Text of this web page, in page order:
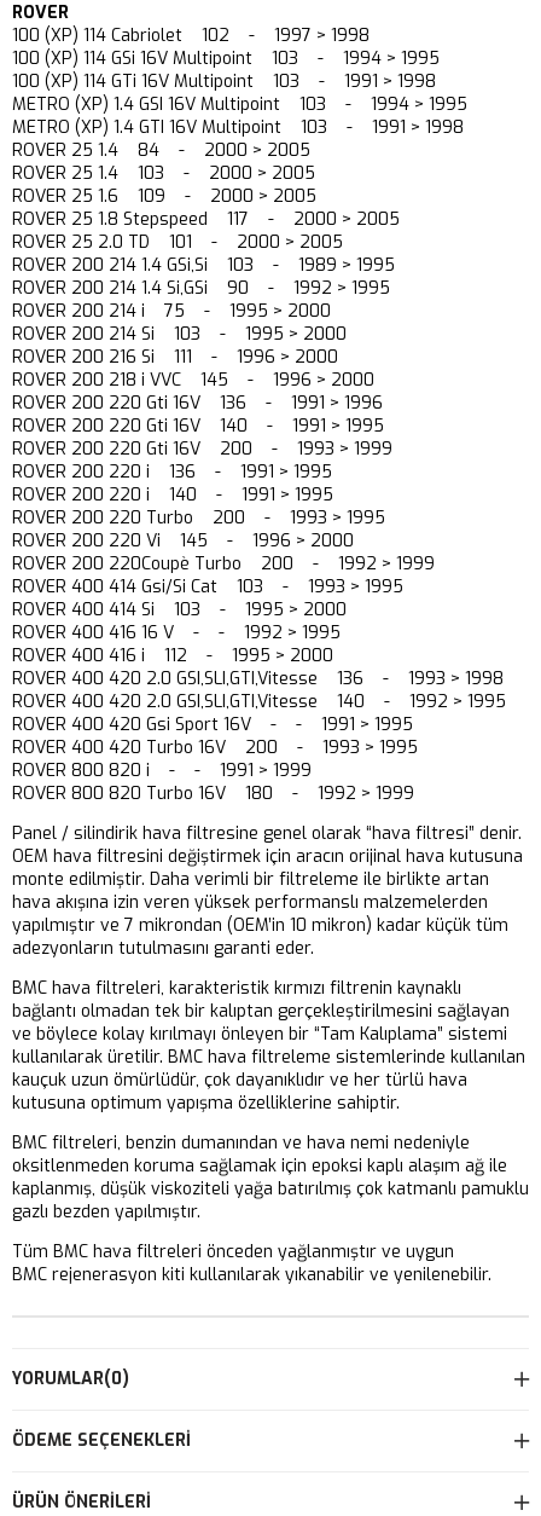
ROVER
100 (XP) 114 Cabriolet 102 - 1997 > 1998
100 (XP) 114 GSi 16V Multipoint 103 - 1994 > 1995
100 (XP) 114 GTi 16V Multipoint 103 - 1991 > 1998
METRO (XP) 1.4 GSI 16V Multipoint 103 - 1994 > 1995
METRO (XP) 1.4 GTI 16V Multipoint 103 - 1991 > 1998
ROVER 25 1.4 84 - 2000 > 2005
ROVER 25 1.4 103 - 2000 > 2005
ROVER 25 1.6 109 - 2000 > 2005
ROVER 25 1.8 Stepspeed 117 - 2000 > 2005
ROVER 25 2.0 TD 101 - 2000 > 2005
ROVER 200 214 1.4 GSi,Si 103 - 1989 > 1995
ROVER 200 214 1.4 Si,GSi 90 - 1992 > 1995
ROVER 200 214 i 75 - 1995 > 2000
ROVER 200 214 Si 103 - 1995 > 2000
ROVER 200 216 Si 111 - 1996 > 2000
ROVER 200 218 i VVC 145 - 1996 > 2000
ROVER 200 220 Gti 16V 136 - 1991 > 1996
ROVER 200 220 Gti 16V 140 - 1991 > 1995
ROVER 200 220 Gti 16V 200 - 1993 > 1999
ROVER 200 220 i 136 - 1991 > 1995
ROVER 200 220 i 140 - 1991 > 1995
ROVER 200 220 Turbo 200 - 1993 > 1995
ROVER 200 220 Vi 145 - 1996 > 2000
ROVER 200 220Coupè Turbo 200 - 1992 > 1999
ROVER 400 414 Gsi/Si Cat 103 - 1993 > 1995
ROVER 400 414 Si 103 - 1995 > 2000
ROVER 400 416 16 V - - 1992 > 1995
ROVER 400 416 i 112 - 1995 > 2000
ROVER 400 420 2.0 GSI,SLI,GTI,Vitesse 136 - 1993 > 1998
ROVER 400 420 2.0 GSI,SLI,GTI,Vitesse 140 - 1992 > 1995
ROVER 400 420 Gsi Sport 16V - - 1991 > 1995
ROVER 400 420 Turbo 16V 200 - 1993 > 1995
ROVER 800 820 i - - 1991 > 1999
ROVER 800 820 Turbo 16V 180 - 1992 > 1999
Panel / silindirik hava filtresine genel olarak “hava filtresi” denir.
OEM hava filtresini değiştirmek için aracın orijinal hava kutusuna
monte edilmiştir. Daha verimli bir filtreleme ile birlikte artan
hava akışına izin veren yüksek performanslı malzemelerden
yapılmıştır ve 7 mikrondan (OEM’in 10 mikron) kadar küçük tüm
adezyonların tutulmasını garanti eder.
BMC hava filtreleri, karakteristik kırmızı filtrenin kaynaklı
bağlantı olmadan tek bir kalıptan gerçekleştirilmesini sağlayan
ve böylece kolay kırılmayı önleyen bir “Tam Kalıplama” sistemi
kullanılarak üretilir. BMC hava filtreleme sistemlerinde kullanılan
kauçuk uzun ömürlüdür, çok dayanıklıdır ve her türlü hava
kutusuna optimum yapışma özelliklerine sahiptir.
BMC filtreleri, benzin dumanından ve hava nemi nedeniyle
oksitlenmeden koruma sağlamak için epoksi kaplı alaşım ağ ile
kaplanmış, düşük viskoziteli yağa batırılmış çok katmanlı pamuklu
gazlı bezden yapılmıştır.
Tüm BMC hava filtreleri önceden yağlanmıştır ve uygun
BMC rejenerasyon kiti kullanılarak yıkanabilir ve yenilenebilir.
YORUMLAR(0)
ÖDEME SEÇENEKLERI
ÜRÜN ÖNERILERI